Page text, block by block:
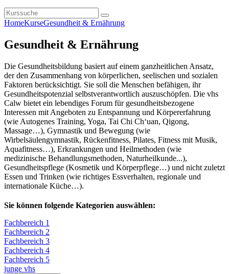
HomeKurseGesundheit & Ernährung
Gesundheit & Ernährung
Die Gesundheitsbildung basiert auf einem ganzheitlichen Ansatz,
der den Zusammenhang von körperlichen, seelischen und sozialen
Faktoren berücksichtigt. Sie soll die Menschen befähigen, ihr
Gesundheitspotenzial selbstverantwortlich auszuschöpfen. Die vhs
Calw bietet ein lebendiges Forum für gesundheitsbezogene
Interessen mit Angeboten zu Entspannung und Körpererfahrung
(wie Autogenes Training, Yoga, Tai Chi Ch‘uan, Qigong,
Massage…), Gymnastik und Bewegung (wie
Wirbelsäulengymnastik, Rückenfitness, Pilates, Fitness mit Musik,
Aquafitness…), Erkrankungen und Heilmethoden (wie
medizinische Behandlungsmethoden, Naturheilkunde...),
Gesundheitspflege (Kosmetik und Körperpflege…) und nicht zuletzt
Essen und Trinken (wie richtiges Essverhalten, regionale und
internationale Küche…).
Sie können folgende Kategorien auswählen:
Fachbereich 1
Fachbereich 2
Fachbereich 3
Fachbereich 4
Fachbereich 5
junge vhs